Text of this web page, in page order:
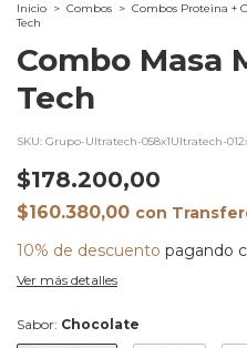
Inicio > Combos > Combos Proteina +
Tech
Combo Masa
Tech
SKU: Grupo-Ultratech-058x1Ultratech-
$178.200,00
$160.380,00 con
10% de descuento pagando
Ver más detalles
Sabor: Chocolate